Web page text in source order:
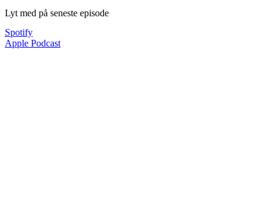
Lyt med på seneste episode
Spotify
Apple Podcast